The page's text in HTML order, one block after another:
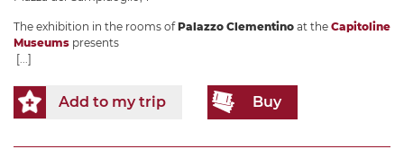
The exhibition in the rooms ofPalazzo Clementino at the Capitoline
Museums presents
[...]
Add to my trip Buy